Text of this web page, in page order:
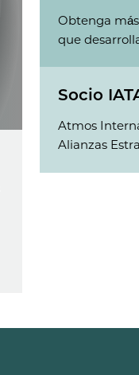
Obtenga
que
Socio
Atmos
Alianzas